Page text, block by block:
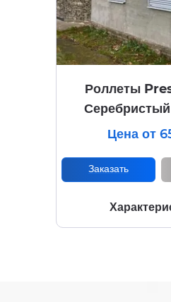
Роллеты
Цена от
Заказать